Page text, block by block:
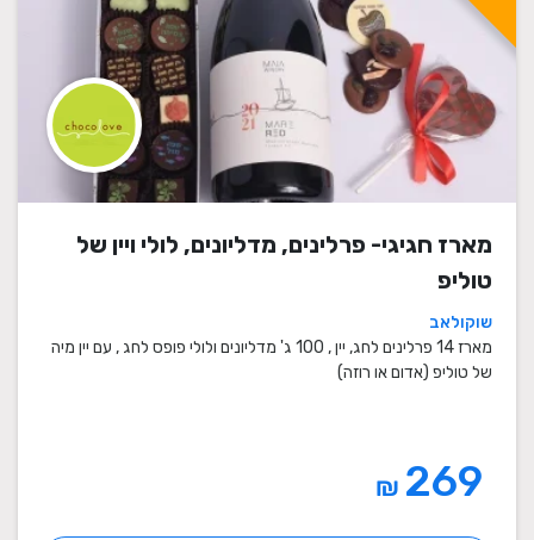
מארז חגיגי- פרלינים, מדליונים, לולי ויין של
טוליפ
שוקולאב
מארז 14 פרלינים לחג, יין , 100 ג' מדליונים ולולי פופס לחג , עם יין מיה
של טוליפ (אדום או רוזה)
₪